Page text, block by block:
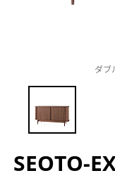
ダブ
SEOTO-